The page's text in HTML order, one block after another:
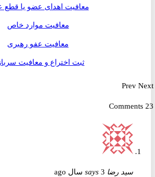
معافیت اهدای عضو یا قطع عضو
معافیت موارد خاص
معافیت عفو رهبری
ثبت اختراع و معافیت سربازی
Prev
سید رضا says 3 سال ago